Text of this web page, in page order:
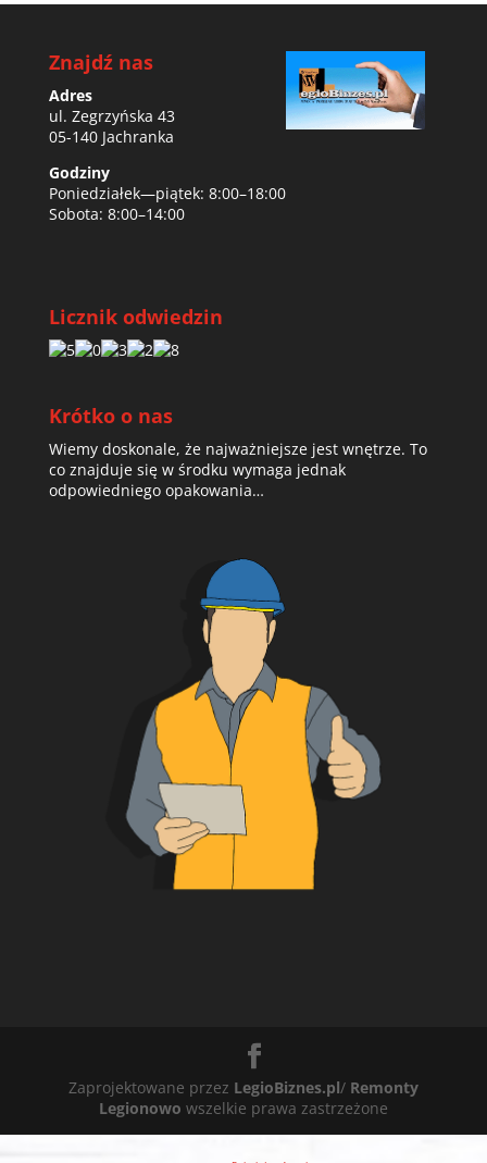
Znajdź nas
Adres
ul. Zegrzyńska 43
05-140 Jachranka
Godziny
Poniedziałek—piątek: 8:00–18:00
Sobota: 8:00–14:00
Licznik odwiedzin
Krótko o nas
Wiemy doskonale, że najważniejsze jest wnętrze. To
co znajduje się w środku wymaga jednak
odpowiedniego opakowania…
Zaprojektowane przez LegioBiznes.pl/ Remonty
Legionowo wszelkie prawa zastrzeżone